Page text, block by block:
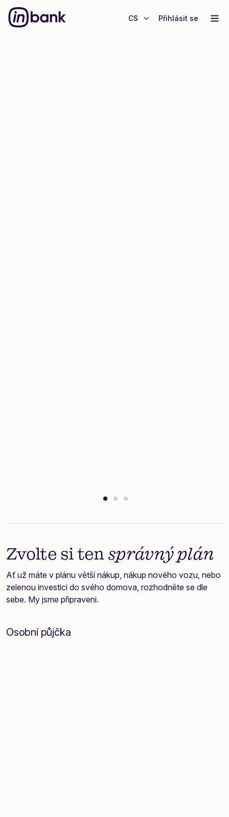
CS Přihlásit se
Zvolte si ten správný plán
Ať už máte v plánu větší nákup, nákup nového vozu, nebo
zelenou investici do svého domova, rozhodněte se dle
sebe. My jsme připraveni.
Osobní půjčka